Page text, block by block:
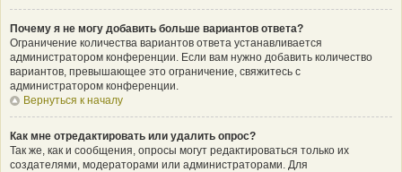
Почему я не могу добавить больше вариантов ответа?
Ограничение количества вариантов ответа устанавливается
администратором конференции. Если вам нужно добавить количество
вариантов, превышающее это ограничение, свяжитесь с
администратором конференции.
Вернуться к началу
Как мне отредактировать или удалить опрос?
Так же, как и сообщения, опросы могут редактироваться только их
создателями, модераторами или администраторами. Для